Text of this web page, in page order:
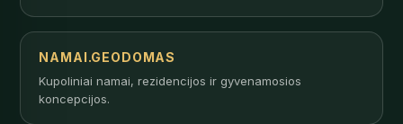
NAMAI.GEODOMAS
Kupoliniai namai, rezidencijos ir gyvenamosios
koncepcijos.